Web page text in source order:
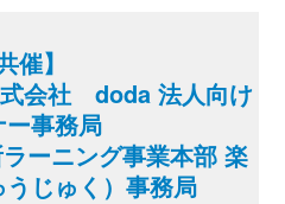
催】
会社 doda 法人向け
ー事務局
ーニング事業本部 楽
じゅく）事務局